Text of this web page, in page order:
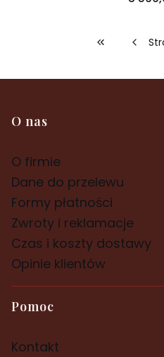
Wróć do
Linki w stopce
O nas
O firmie
Dane do przelewu
Formy płatności
Zwroty i reklamacje
Czas i koszty dostawy
Opinie klientów
Pomoc
Kontakt